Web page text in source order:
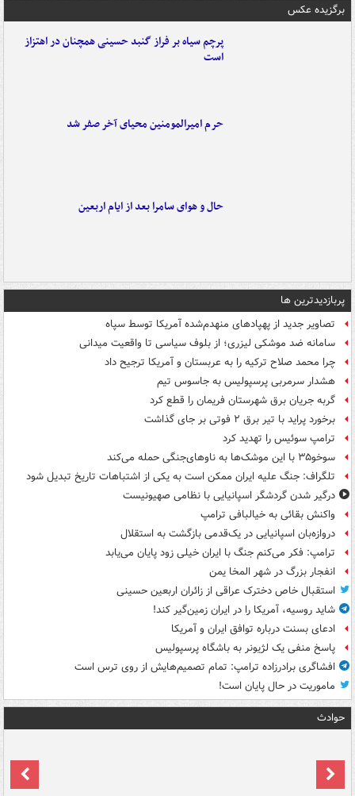
برگزیده عکس
پرچم سیاه بر فراز گنبد حسینی همچنان در اهتزاز
است
حرم امیرالمومنین محیای آخر صفر شد
حال و هوای سامرا بعد از ایام اربعین
پربازدیدترین ها
تصاویر جدید از پهپادهای منهدم‌شده آمریکا توسط سپاه
سامانه ضد موشکی لیزری؛ از بلوف سیاسی تا واقعیت میدانی
چرا محمد صلاح ترکیه را به عربستان و آمریکا ترجیح داد
هشدار سرمربی پرسپولیس به جاسوس تیم
گربه جریان برق شهرستان فریمان را قطع کرد
برخورد پراید با تیر برق ۲ فوتی بر جای گذاشت
ترامپ سوئیس را تهدید کرد
سوخو۳۵ با این موشک‌ها به ناوهای‌جنگی حمله می‌کند
تلگراف: جنگ علیه ایران ممکن است به یکی از اشتباهات تاریخ تبدیل شود
درگیر شدن گردشگر اسپانیایی با نظامی صهیونیست
واکنش بقائی به خیالبافی ترامپ
دروازه‌بان اسپانیایی در یک‌قدمی بازگشت به استقلال
ترامپ: فکر می‌کنم جنگ با ایران خیلی زود پایان می‌یابد
انفجار بزرگ در شهر المخا یمن
استقبال خاص دخترک عراقی از زائران اربعین حسینی
شاید روسیه، آمریکا را در ایران زمین‌گیر کند!
ادعای بسنت درباره توافق ایران و آمریکا
پاسخ منفی یک لژیونر به باشگاه پرسپولیس
افشاگری برادرزاده ترامپ: تمام تصمیم‌هایش از روی ترس است
ماموریت در حال پایان است!
حوادث